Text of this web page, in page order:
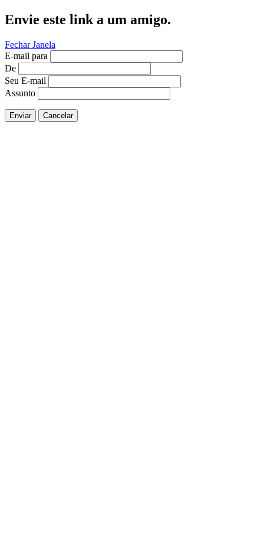
Envie este link a um amigo.
Fechar Janela
E-mail para
De
Seu E-mail
Assunto
Enviar Cancelar